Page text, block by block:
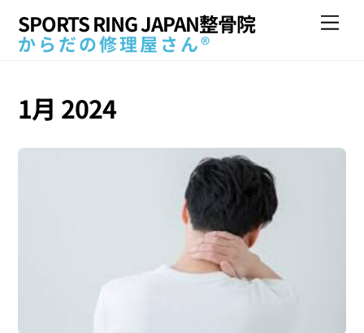
SPORTS RING JAPAN整骨院
からだの修理屋さん®
1月 2024